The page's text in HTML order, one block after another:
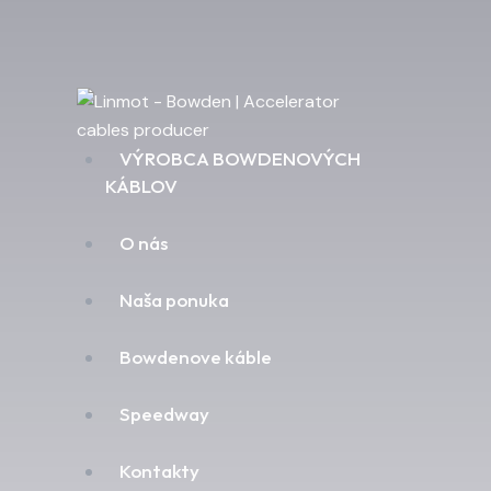
VÝROBCA BOWDENOVÝCH
KÁBLOV
O nás
Naša ponuka
Bowdenove káble
Speedway
Kontakty